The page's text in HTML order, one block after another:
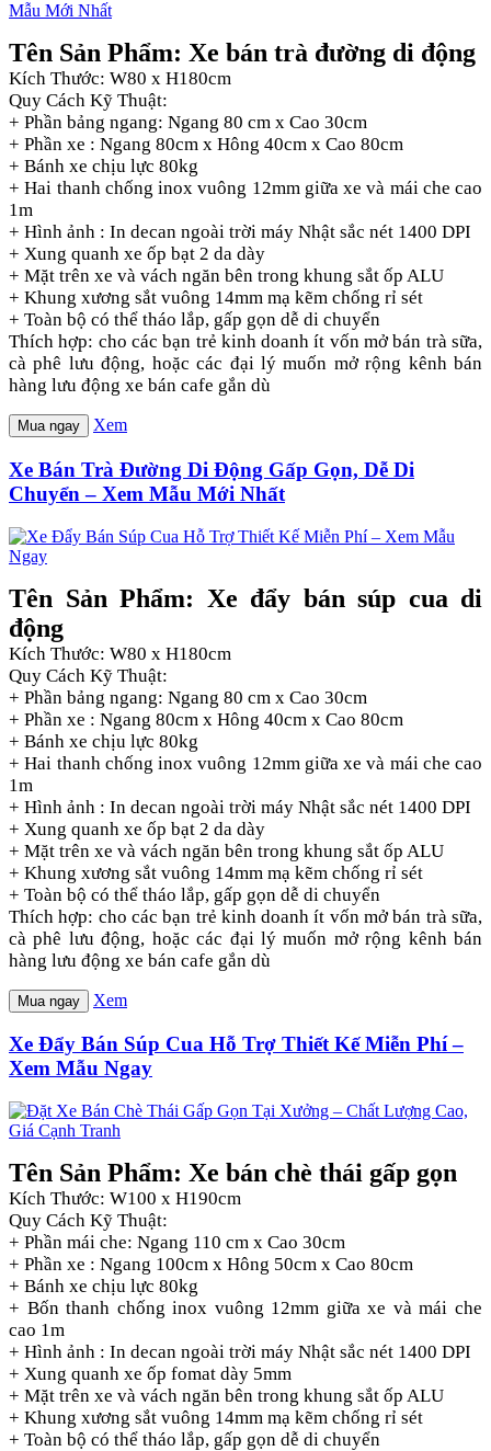
Tên Sản Phẩm: Xe bán trà đường di động
Kích Thước: W80 x H180cm
Quy Cách Kỹ Thuật:
+ Phần bảng ngang: Ngang 80 cm x Cao 30cm
+ Phần xe : Ngang 80cm x Hông 40cm x Cao 80cm
+ Bánh xe chịu lực 80kg
+ Hai thanh chống inox vuông 12mm giữa xe và mái che cao
1m
+ Hình ảnh : In decan ngoài trời máy Nhật sắc nét 1400 DPI
+ Xung quanh xe ốp bạt 2 da dày
+ Mặt trên xe và vách ngăn bên trong khung sắt ốp ALU
+ Khung xương sắt vuông 14mm mạ kẽm chống rỉ sét
+ Toàn bộ có thể tháo lắp, gấp gọn dễ di chuyển
Thích hợp: cho các bạn trẻ kinh doanh ít vốn mở bán trà sữa,
cà phê lưu động, hoặc các đại lý muốn mở rộng kênh bán
hàng lưu động xe bán cafe gắn dù
Mua ngay Xem
Xe Bán Trà Đường Di Động Gấp Gọn, Dễ Di
Chuyển – Xem Mẫu Mới Nhất
Tên Sản Phẩm: Xe đẩy bán súp cua di
động
Kích Thước: W80 x H180cm
Quy Cách Kỹ Thuật:
+ Phần bảng ngang: Ngang 80 cm x Cao 30cm
+ Phần xe : Ngang 80cm x Hông 40cm x Cao 80cm
+ Bánh xe chịu lực 80kg
+ Hai thanh chống inox vuông 12mm giữa xe và mái che cao
1m
+ Hình ảnh : In decan ngoài trời máy Nhật sắc nét 1400 DPI
+ Xung quanh xe ốp bạt 2 da dày
+ Mặt trên xe và vách ngăn bên trong khung sắt ốp ALU
+ Khung xương sắt vuông 14mm mạ kẽm chống rỉ sét
+ Toàn bộ có thể tháo lắp, gấp gọn dễ di chuyển
Thích hợp: cho các bạn trẻ kinh doanh ít vốn mở bán trà sữa,
cà phê lưu động, hoặc các đại lý muốn mở rộng kênh bán
hàng lưu động xe bán cafe gắn dù
Mua ngay Xem
Xe Đẩy Bán Súp Cua Hỗ Trợ Thiết Kế Miễn Phí –
Xem Mẫu Ngay
Tên Sản Phẩm: Xe bán chè thái gấp gọn
Kích Thước: W100 x H190cm
Quy Cách Kỹ Thuật:
+ Phần mái che: Ngang 110 cm x Cao 30cm
+ Phần xe : Ngang 100cm x Hông 50cm x Cao 80cm
+ Bánh xe chịu lực 80kg
+ Bốn thanh chống inox vuông 12mm giữa xe và mái che
cao 1m
+ Hình ảnh : In decan ngoài trời máy Nhật sắc nét 1400 DPI
+ Xung quanh xe ốp fomat dày 5mm
+ Mặt trên xe và vách ngăn bên trong khung sắt ốp ALU
+ Khung xương sắt vuông 14mm mạ kẽm chống rỉ sét
+ Toàn bộ có thể tháo lắp, gấp gọn dễ di chuyển